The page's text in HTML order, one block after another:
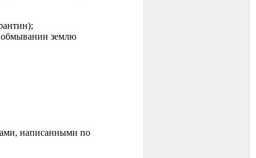
обмывании землю
написанными по